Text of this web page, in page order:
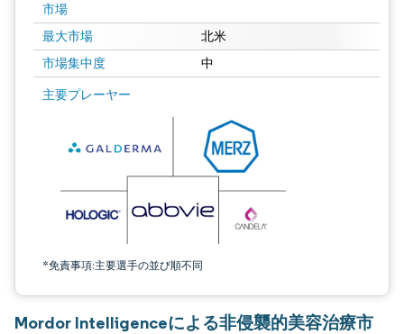
市場
最大市場 北米
市場集中度 中
主要プレーヤー
*免責事項:主要選手の並び順不同
画像 © Mordor Intelligence。再利用にはCC BY 4.0の表示が必要です。
Mordor Intelligenceによる非侵襲的美容治療市